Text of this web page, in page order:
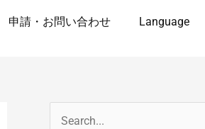
申請・お問い合わせ Language